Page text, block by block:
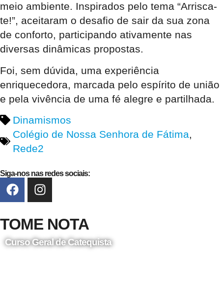
meio ambiente. Inspirados pelo tema “Arrisca-
te!”, aceitaram o desafio de sair da sua zona
de conforto, participando ativamente nas
diversas dinâmicas propostas.
Foi, sem dúvida, uma experiência
enriquecedora, marcada pelo espírito de união
e pela vivência de uma fé alegre e partilhada.
Dinamismos
Colégio de Nossa Senhora de Fátima,
Rede2
Siga-nos nas redes sociais:
TOME NOTA
Curso Geral de Catequista